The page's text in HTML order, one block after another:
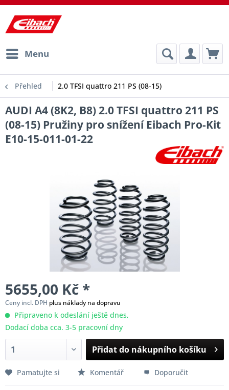
Menu
Přehled 2.0 TFSI quattro 211 PS (08-15)
AUDI A4 (8K2, B8) 2.0 TFSI quattro 211 PS
(08-15) Pružiny pro snížení Eibach Pro-Kit
E10-15-011-01-22
5655,00 Kč *
Ceny incl. DPH plus náklady na dopravu
Připraveno k odeslání ještě dnes,
Dodací doba cca. 3-5 pracovní dny
Přidat do nákupního košíku
Pamatujte si Komentář Doporučit